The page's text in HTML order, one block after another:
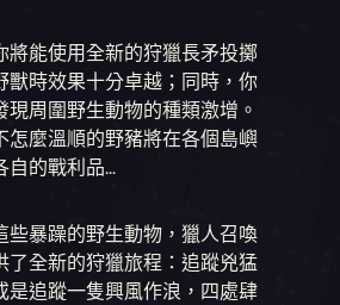
將能使用全新的狩獵長矛投擲
獸時效果十分卓越；同時，你
現周圍野生動物的種類激增。
怎麼溫順的野豬將在各個島嶼
自的戰利品...
些暴躁的野生動物，獵人召喚
了全新的狩獵旅程：追蹤兇猛
是追蹤一隻興風作浪，四處肆